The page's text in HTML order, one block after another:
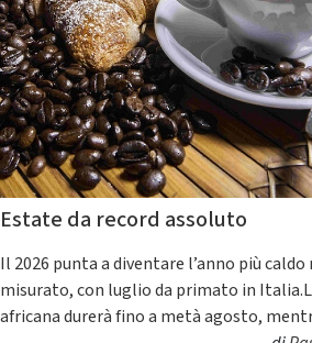
Estate da record assoluto
Il 2026 punta a diventare l’anno più caldo
misurato, con luglio da primato in
africana durerà fino a metà agosto,